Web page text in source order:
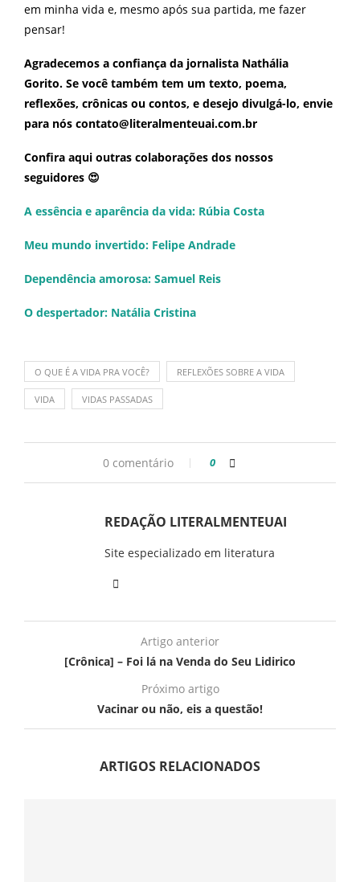
em minha vida e, mesmo após sua partida, me fazer
pensar!
Agradecemos a confiança da jornalista Nathália
Gorito. Se você também tem um texto, poema,
reflexões, crônicas ou contos, e desejo divulgá-lo, envie
para nós contato@literalmenteuai.com.br
Confira aqui outras colaborações dos nossos
seguidores 😍
A essência e aparência da vida: Rúbia Costa
Meu mundo invertido: Felipe Andrade
Dependência amorosa: Samuel Reis
O despertador: Natália Cristina
O QUE É A VIDA PRA VOCÊ? REFLEXÕES SOBRE A VIDA
VIDA VIDAS PASSADAS
0 comentário 0
REDAÇÃO LITERALMENTEUAI
Site especializado em literatura
Artigo anterior
[Crônica] – Foi lá na Venda do Seu Lidirico
Próximo artigo
Vacinar ou não, eis a questão!
ARTIGOS RELACIONADOS